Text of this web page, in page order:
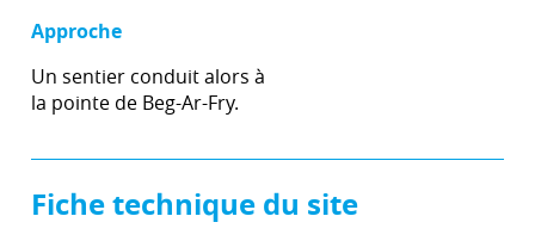
Approche
Un sentier conduit alors à
la pointe de Beg-Ar-Fry.
Fiche technique du site